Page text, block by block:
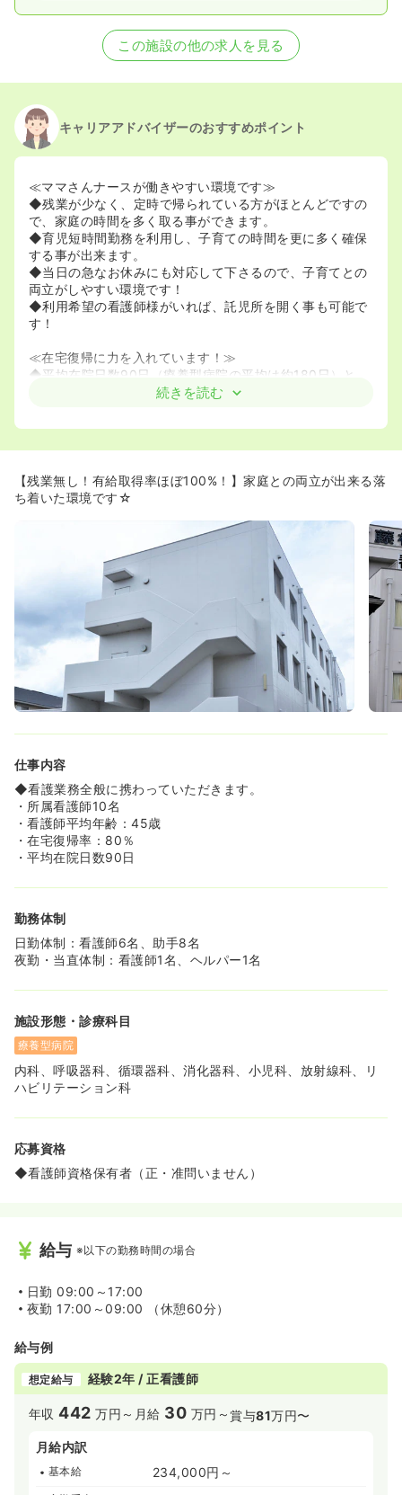
この施設の他の求人を見る
キャリアアドバイザーのおすすめポイント
≪ママさんナースが働きやすい環境です≫
◆残業が少なく、定時で帰られている方がほとんどですの
で、家庭の時間を多く取る事ができます。
◆育児短時間勤務を利用し、子育ての時間を更に多く確保
する事が出来ます。
◆当日の急なお休みにも対応して下さるので、子育てとの
両立がしやすい環境です！
◆利用希望の看護師様がいれば、託児所を開く事も可能で
す！
≪在宅復帰に力を入れています！≫
◆平均在院日数90日（療養型病院の平均は約180日）と、
患者様をより早く在宅へ復帰させる事に注力をしていま
◆今後、訪問看護のステーション立ち上げも予定してお
≪看護師の定着率が非常に高い環境です！≫
入職された看護師様はほとんど辞めずに勤続されていま
長くお勤め出来る環境をお探しの方にオススメです！
≪管理職も募集しています！≫
◆一般スタッフと併せて、管理職（婦長クラス）の募集も
行っています。管理職経験が無い方でも、ご興味のある方
は是非一度弊社宛にお問い合わせ下さい！
続きを読む
【残業無し！有給取得率ほぼ100%！】家庭との両立が出来る落
ち着いた環境です☆
仕事内容
◆看護業務全般に携わっていただきます。
・所属看護師10名
・看護師平均年齢：45歳
・在宅復帰率：80％
・平均在院日数90日
勤務体制
日勤体制：看護師6名、助手8名
夜勤・当直体制：看護師1名、ヘルパー1名
施設形態・診療科目
療養型病院
内科、呼吸器科、循環器科、消化器科、小児科、放射線科、リ
ハビリテーション科
応募資格
◆看護師資格保有者（正・准問いません）
給与 ※以下の勤務時間の場合
日勤 09:00～17:00
夜勤 17:00～09:00 （休憩60分）
給与例
想定給与 経験2年 / 正看護師
年収442 万円～ 月給 30 万円～賞与81万円〜
月給内訳
基本給 234,000円～